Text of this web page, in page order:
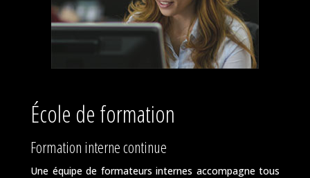
École de formation
Formation interne continue
Une équipe de formateurs internes accompagne tous